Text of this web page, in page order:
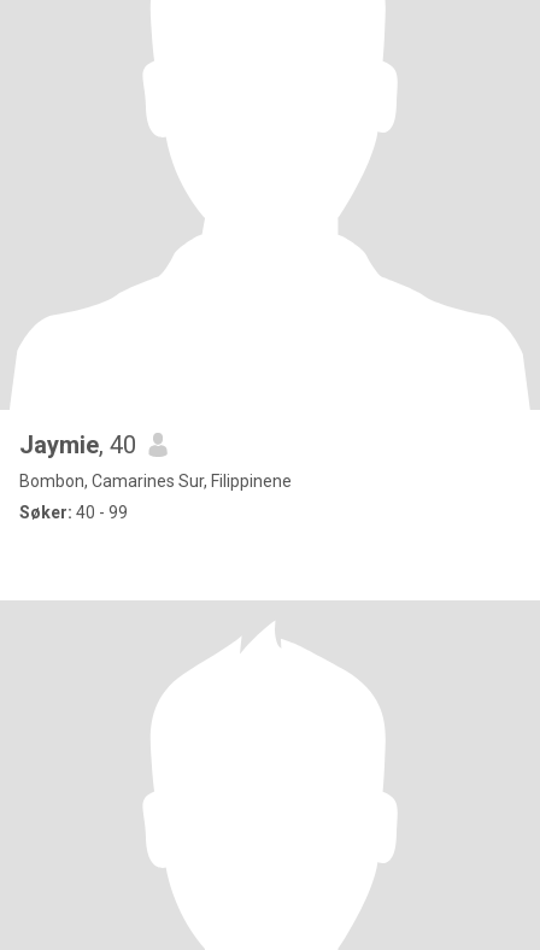
Jaymie, 40
Bombon, Camarines Sur, Filippinene
Søker: 40 - 99